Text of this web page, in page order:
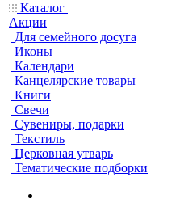
Каталог
Акции
Для семейного досуга
Иконы
Календари
Канцелярские товары
Книги
Свечи
Сувениры, подарки
Текстиль
Церковная утварь
Тематические подборки